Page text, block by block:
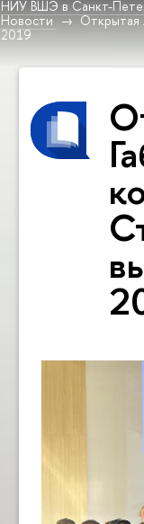
НИУ ВШЭ в Санкт-
Новости
Открытая
2019